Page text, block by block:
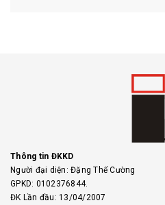
Thông tin ĐKKD
Người đại diện: Đặng Thế Cường
GPKD: 0102376844.
ĐK Lần đầu: 13/04/2007